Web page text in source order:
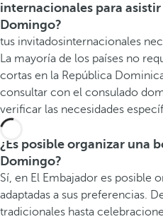
internacionales para
Domingo?
tus invitadosinternacionales
La mayoría de los países no
cortas en la República
consultar con el consulado
verificar las necesidades
¿Es posible organizar una
Domingo?
Sí, en El Embajador es posible
adaptadas a sus preferencias.
tradicionales hasta